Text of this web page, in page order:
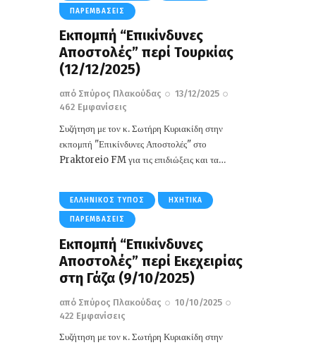
ΠΑΡΕΜΒΆΣΕΙΣ
Εκπομπή “Επικίνδυνες
Αποστολές” περί Τουρκίας
(12/12/2025)
από Σπύρος Πλακούδας
13/12/2025
462 Εμφανίσεις
Συζήτηση με τον κ. Σωτήρη Κυριακίδη στην
εκπομπή "Επικίνδυνες Αποστολές" στο
Praktoreio FM για τις επιδιώξεις και τα…
ΕΛΛΗΝΙΚΌΣ ΤΎΠΟΣ ΗΧΗΤΙΚΆ
ΠΑΡΕΜΒΆΣΕΙΣ
Εκπομπή “Επικίνδυνες
Αποστολές” περί Eκεχειρίας
στη Γάζα (9/10/2025)
από Σπύρος Πλακούδας
10/10/2025
422 Εμφανίσεις
Συζήτηση με τον κ. Σωτήρη Κυριακίδη στην